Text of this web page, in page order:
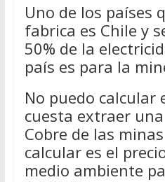
Uno de los países
fabrica es Chile y
50% de la
país es para la
No puedo calcular
cuesta extraer
Cobre de las
calcular es el
medio ambiente